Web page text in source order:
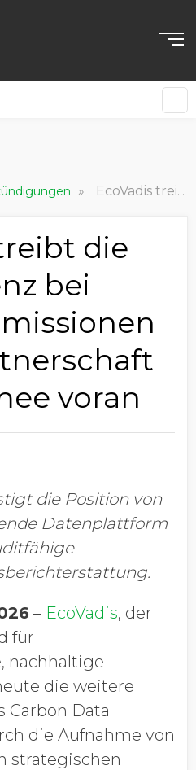
» EcoVadis treibt die Transparenz bei Scope-3-Emissionen durch Partnerschaft mit Carbmee voran
die
bei
voran
die Position von
Datenplattform
– EcoVadis, der
für
nachhaltige
die weitere
Carbon Data
die Aufnahme von
strategischen